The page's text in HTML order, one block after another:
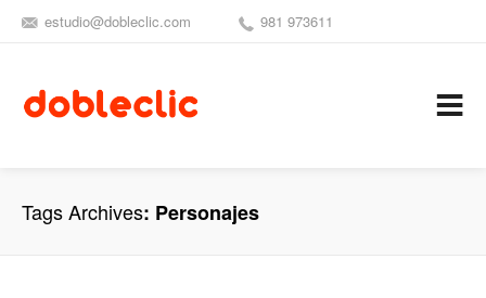
estudio@dobleclic.com 981 973611
Tags Archives Personajes